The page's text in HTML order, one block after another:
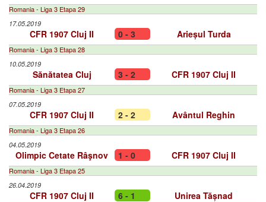
Romania - Liga 3 Etapa 29
17.05.2019
CFR 1907 Cluj II 0 - 3 Arieșul Turda
Romania - Liga 3 Etapa 28
10.05.2019
Sănătatea Cluj 3 - 2 CFR 1907 Cluj II
Romania - Liga 3 Etapa 27
07.05.2019
CFR 1907 Cluj II 2 - 2 Avântul Reghin
Romania - Liga 3 Etapa 26
04.05.2019
Olimpic Cetate Râşnov 1 - 0 CFR 1907 Cluj II
Romania - Liga 3 Etapa 25
26.04.2019
CFR 1907 Cluj II 6 - 1 Unirea Tășnad